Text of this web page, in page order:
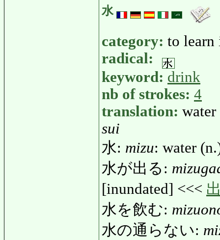
水
category: to learn
radical:
keyword: drink
nb of strokes: 4
translation: water
sui
水: mizu: water
水が出る:
[inundated] <<<
水を飲む:
水の通らない: